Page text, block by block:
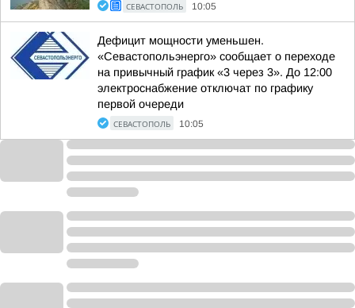
СЕВАСТОПОЛЬ 10:05
Дефицит мощности уменьшен.
«Севастопольэнерго» сообщает о переходе
на привычный график «3 через 3». До 12:00
электроснабжение отключат по графику
первой очереди
СЕВАСТОПОЛЬ 10:05